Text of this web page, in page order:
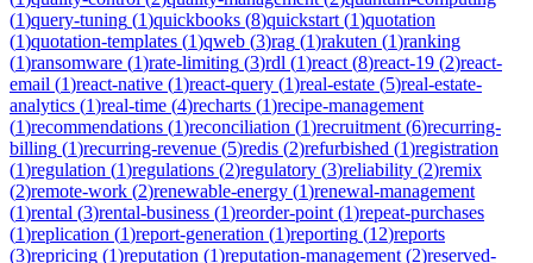
(1)query-tuning (1)quickbooks (8)quickstart (1)quotation
(1)quotation-templates (1)qweb (3)rag (1)rakuten (1)ranking
(1)ransomware (1)rate-limiting (3)rdl (1)react (8)react-19 (2)react-
email (1)react-native (1)react-query (1)real-estate (5)real-estate-
analytics (1)real-time (4)recharts (1)recipe-management
(1)recommendations (1)reconciliation (1)recruitment (6)recurring-
billing (1)recurring-revenue (5)redis (2)refurbished (1)registration
(1)regulation (1)regulations (2)regulatory (3)reliability (2)remix
(2)remote-work (2)renewable-energy (1)renewal-management
(1)rental (3)rental-business (1)reorder-point (1)repeat-purchases
(1)replication (1)report-generation (1)reporting (12)reports
(3)repricing (1)reputation (1)reputation-management (2)reserved-